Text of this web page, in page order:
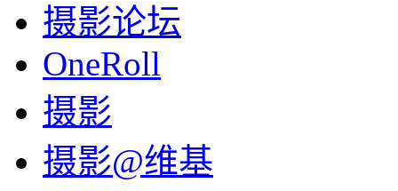
摄影论坛
OneRoll
摄影
摄影@维基